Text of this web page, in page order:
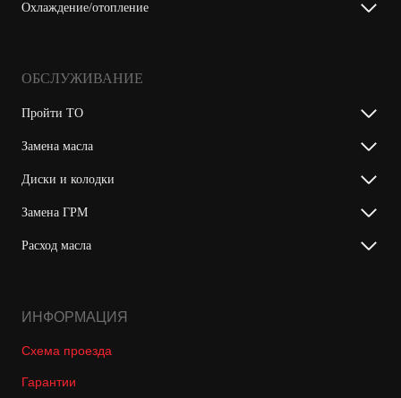
Охлаждение/отопление
ОБСЛУЖИВАНИЕ
Пройти ТО
Замена масла
Диски и колодки
Замена ГРМ
Расход масла
ИНФОРМАЦИЯ
Схема проезда
Гарантии